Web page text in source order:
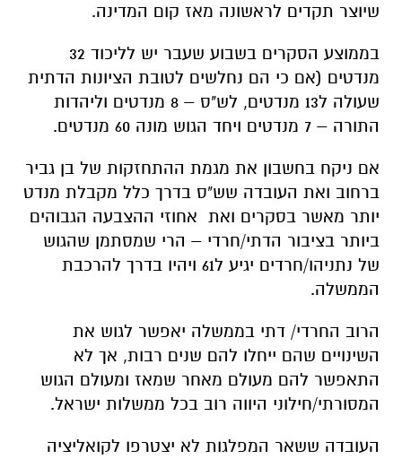
שיוצר תקדים לראשונה מאז קום המדינה.
בממוצע הסקרים בשבוע שעבר יש לליכוד 32
מנדטים (אם כי הם נחלשים לטובת הציונות הדתית
שעולה ל13 מנדטים, לש"ס – 8 מנדטים וליהדות
התורה – 7 מנדטים ויחד הגוש מונה 60 מנדטים.
אם ניקח בחשבון את מגמת ההתחזקות של בן גביר
ברחוב ואת העובדה שש"ס בדרך כלל מקבלת מנדט
יותר מאשר בסקרים ואת אחוזי ההצבעה הגבוהים
ביותר בציבור הדתי/חרדי – הרי שמסתמן שהגוש
של נתניהו/חרדים יגיע ל61 ויהיו בדרך להרכבת
הממשלה.
הרוב החרדי/ דתי בממשלה יאפשר לגוש את
השינויים שהם ייחלו להם שנים רבות, אך לא
התאפשר להם מעולם מאחר שמאז ומעולם הגוש
המסורתי/חילוני היווה רוב בכל ממשלות ישראל.
העובדה ששאר המפלגות לא יצטרפו לקואליציה